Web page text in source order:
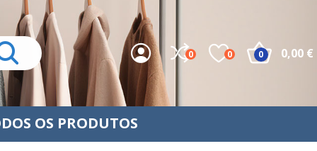
0 0 0,00 €
0
OS PRODUTOS